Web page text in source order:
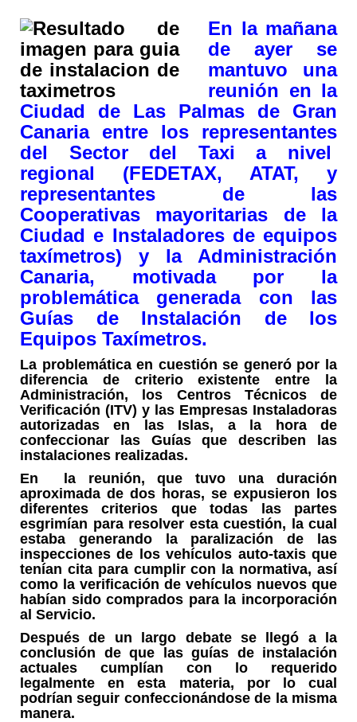
En la mañana
de ayer se
mantuvo una
reunión en la
Ciudad de Las Palmas de Gran
Canaria entre los representantes
del Sector del Taxi a nivel
regional (FEDETAX, ATAT, y
representantes de las
Cooperativas mayoritarias de la
Ciudad e Instaladores de equipos
taxímetros) y la Administración
Canaria, motivada por la
problemática generada con las
Guías de Instalación de los
Equipos Taxímetros.
La problemática en cuestión se generó por la
diferencia de criterio existente entre la
Administración, los Centros Técnicos de
Verificación (ITV) y las Empresas Instaladoras
autorizadas en las Islas, a la hora de
confeccionar las Guías que describen las
instalaciones realizadas.
En la reunión, que tuvo una duración
aproximada de dos horas, se expusieron los
diferentes criterios que todas las partes
esgrimían para resolver esta cuestión, la cual
estaba generando la paralización de las
inspecciones de los vehículos auto-taxis que
tenían cita para cumplir con la normativa, así
como la verificación de vehículos nuevos que
habían sido comprados para la incorporación
al Servicio.
Después de un largo debate se llegó a la
conclusión de que las guías de instalación
actuales cumplían con lo requerido
legalmente en esta materia, por lo cual
podrían seguir confeccionándose de la misma
manera.